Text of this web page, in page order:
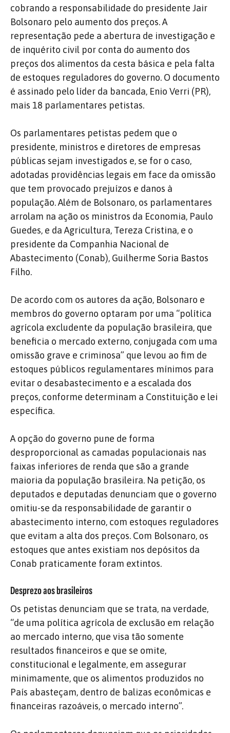
cobrando a responsabilidade do presidente Jair
Bolsonaro pelo aumento dos preços. A
representação pede a abertura de investigação e
de inquérito civil por conta do aumento dos
preços dos alimentos da cesta básica e pela falta
de estoques reguladores do governo. O documento
é assinado pelo líder da bancada, Enio Verri (PR),
mais 18 parlamentares petistas.
Os parlamentares petistas pedem que o
presidente, ministros e diretores de empresas
públicas sejam investigados e, se for o caso,
adotadas providências legais em face da omissão
que tem provocado prejuízos e danos à
população. Além de Bolsonaro, os parlamentares
arrolam na ação os ministros da Economia, Paulo
Guedes, e da Agricultura, Tereza Cristina, e o
presidente da Companhia Nacional de
Abastecimento (Conab), Guilherme Soria Bastos
Filho.
De acordo com os autores da ação, Bolsonaro e
membros do governo optaram por uma “política
agrícola excludente da população brasileira, que
beneficia o mercado externo, conjugada com uma
omissão grave e criminosa” que levou ao fim de
estoques públicos regulamentares mínimos para
evitar o desabastecimento e a escalada dos
preços, conforme determinam a Constituição e lei
específica.
A opção do governo pune de forma
desproporcional as camadas populacionais nas
faixas inferiores de renda que são a grande
maioria da população brasileira. Na petição, os
deputados e deputadas denunciam que o governo
omitiu-se da responsabilidade de garantir o
abastecimento interno, com estoques reguladores
que evitam a alta dos preços. Com Bolsonaro, os
estoques que antes existiam nos depósitos da
Conab praticamente foram extintos.
Desprezo aos brasileiros
Os petistas denunciam que se trata, na verdade,
“de uma política agrícola de exclusão em relação
ao mercado interno, que visa tão somente
resultados financeiros e que se omite,
constitucional e legalmente, em assegurar
minimamente, que os alimentos produzidos no
País abasteçam, dentro de balizas econômicas e
financeiras razoáveis, o mercado interno”.